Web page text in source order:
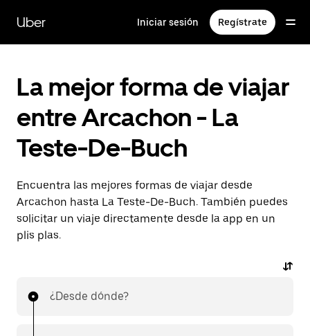
contenido
principal
Uber Iniciar sesión Regístrate
La mejor forma de viajar
entre Arcachon - La
Teste-De-Buch
Encuentra las mejores formas de viajar desde
Arcachon hasta La Teste-De-Buch. También puedes
solicitar un viaje directamente desde la app en un
plis plas.
¿Desde dónde?